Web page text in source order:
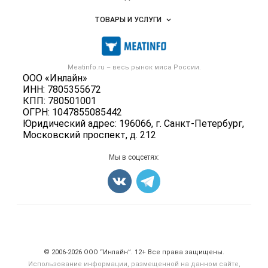
Meatinfo.ru – весь рынок мяса России.
ООО «Инлайн»
ИНН: 7805355672
КПП: 780501001
ОГРН: 1047855085442
Юридический адрес: 196066, г. Санкт-Петербург,
Московский проспект, д. 212
Размещение рекламы
Публичная оферта
Контактная информация
Политика обработки персональных данных
Объявления
Новости рынка
Мониторинг
Вакансии
ТОВАРЫ И УСЛУГИ
Мясо, мясопродукты
Скот в живом весе
Колбасы, сосиски, деликатесы
Мясные полуфабрикаты
Мясные снеки
Яйца
Карта объявлений
Мы в соцсетях:
© 2006‑2026 ООО “Инлайн”. 12+ Все права защищены.
Использование информации, размещенной на данном сайте,